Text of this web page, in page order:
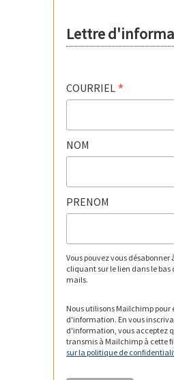
Lettre
COURRIEL *
NOM
PRENOM
Vous pouvez vous
cliquant sur le lien dans le bas
mails.
Nous utilisons Mailchimp pour
d'information. En vous
d'information, vous acceptez
transmis à Mailchimp à cette
sur la politique de